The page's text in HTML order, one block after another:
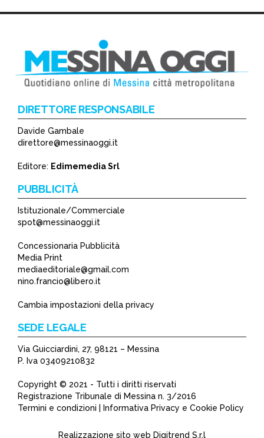
DIRETTORE RESPONSABILE
Davide Gambale
direttore@messinaoggi.it
Editore: Edimemedia Srl
PUBBLICITÀ
Istituzionale/Commerciale
spot@messinaoggi.it
Concessionaria Pubblicità
Media Print
mediaeditoriale@gmail.com
nino.francio@libero.it
Cambia impostazioni della privacy
SEDE LEGALE
Via Guicciardini, 27, 98121 – Messina
P. Iva 03409210832
Copyright © 2021 - Tutti i diritti riservati
Registrazione Tribunale di Messina n. 3/2016
Termini e condizioni | Informativa Privacy e Cookie Policy
Realizzazione sito web Digitrend S.r.l